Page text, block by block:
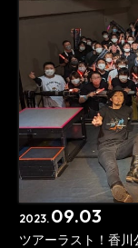
2023. 09.03
ツアーラスト！香川